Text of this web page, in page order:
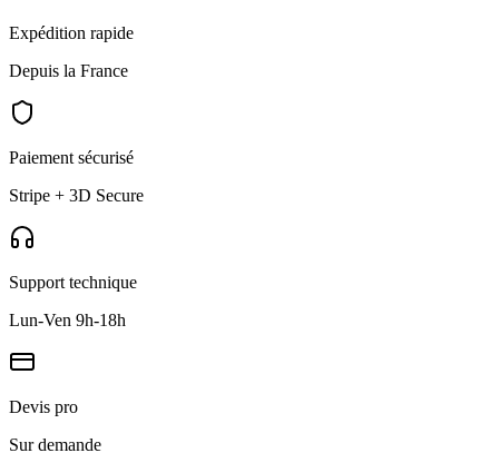
Expédition rapide
Depuis la France
Paiement sécurisé
Stripe + 3D Secure
Support technique
Lun-Ven 9h-18h
Devis pro
Sur demande